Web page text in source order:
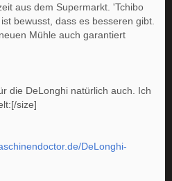
aus dem Supermarkt. 'Tchibo
bewusst, dass es besseren gibt.
Mühle auch garantiert
die DeLonghi natürlich auch. Ich
size]
DeLonghi-